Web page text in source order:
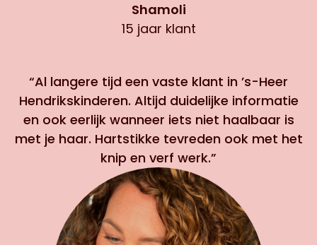
Shamoli
15 jaar klant
“Al langere tijd een vaste klant in ’s-Heer
Hendrikskinderen. Altijd duidelijke informatie
en ook eerlijk wanneer iets niet haalbaar is
met je haar. Hartstikke tevreden ook met het
knip en verf werk.”